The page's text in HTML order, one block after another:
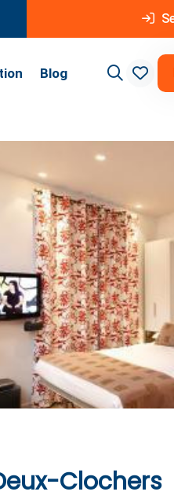
Blog
Clochers